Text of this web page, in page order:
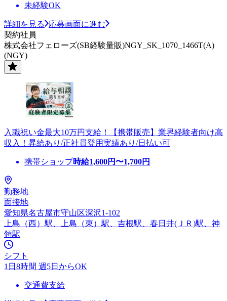
未経験OK
詳細を見る
応募画面に進む
契約社員
株式会社フェローズ(SB経験量販)NGY_SK_1070_1466T(A)
(NGY)
入職祝い金最大10万円支給！【携帯販売】業界経験者向け高
収入！昇給あり/正社員登用実績あり/日払い可
携帯ショップ時給1,600円〜1,700円
勤務地
面接地
愛知県名古屋市守山区深沢1-102
上島（西）駅、上島（東）駅、吉根駅、春日井(ＪＲ)駅、神
領駅
シフト
1日8時間 週5日からOK
交通費支給